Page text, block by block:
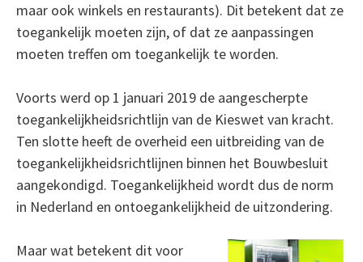
maar ook winkels en restaurants). Dit betekent dat ze
toegankelijk moeten zijn, of dat ze aanpassingen
moeten treffen om toegankelijk te worden.
Voorts werd op 1 januari 2019 de aangescherpte
toegankelijkheidsrichtlijn van de Kieswet van kracht.
Ten slotte heeft de overheid een uitbreiding van de
toegankelijkheidsrichtlijnen binnen het Bouwbesluit
aangekondigd. Toegankelijkheid wordt dus de norm
in Nederland en ontoegankelijkheid de uitzondering.
Maar wat betekent dit voor